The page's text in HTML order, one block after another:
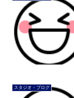
スタジオ・ブログ